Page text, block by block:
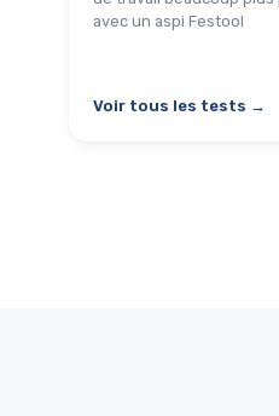
avec un aspi Festool
Voir tous les tests →